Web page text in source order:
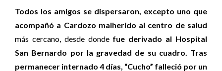
Todos los amigos se dispersaron, excepto uno que
acompañó a Cardozo malherido al centro de salud
más cercano, desde donde fue derivado al Hospital
San Bernardo por la gravedad de su cuadro. Tras
permanecer internado 4 días, “Cucho” falleció por un